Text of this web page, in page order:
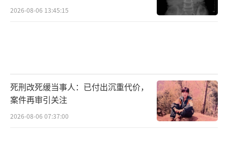
2026-08-06 13:45:15
死刑改死缓当事人：已付出沉重代价，
案件再审引关注
2026-08-06 07:37:00